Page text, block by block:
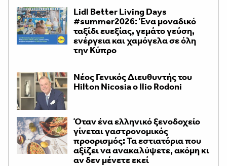
Lidl Better Living Days
#summer2026: Ένα μοναδικό
ταξίδι ευεξίας, γεμάτο γεύση,
ενέργεια και χαμόγελα σε όλη
την Κύπρο
Νέος Γενικός Διευθυντής του
Hilton Nicosia ο Ilio Rodoni
Όταν ένα ελληνικό ξενοδοχείο
γίνεται γαστρονομικός
προορισμός: Τα εστιατόρια που
αξίζει να ανακαλύψετε, ακόμη κι
αν δεν μένετε εκεί